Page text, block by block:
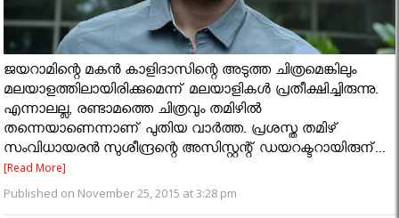
ജയറാമിന്റെ മകന്‍ കാളിദാസിന്റെ അടുത്ത ചിത്രമെങ്കിലും
മലയാളത്തിലായിരിക്കുമെന്ന് മലയാളികള്‍ പ്രതീക്ഷിച്ചിരുന്നു.
എന്നാലല്ല, രണ്ടാമത്തെ ചിത്രവും തമിഴില്‍
തന്നെയാണെന്നാണ് പുതിയ വാര്‍ത്ത. പ്രശസ്ത തമിഴ്
സംവിധായരന്‍ സുശീന്ദ്രന്റെ അസിസ്റ്റന്റ് ഡയറക്ടറായിരുന്...
[Read More]
Published on November 25, 2015 at 3:28 pm